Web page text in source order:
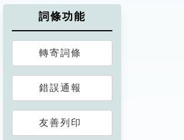
詞條功能
轉寄詞條
錯誤通報
友善列印